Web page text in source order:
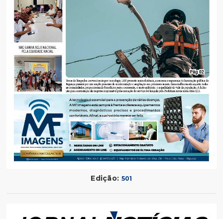
Edição: 501